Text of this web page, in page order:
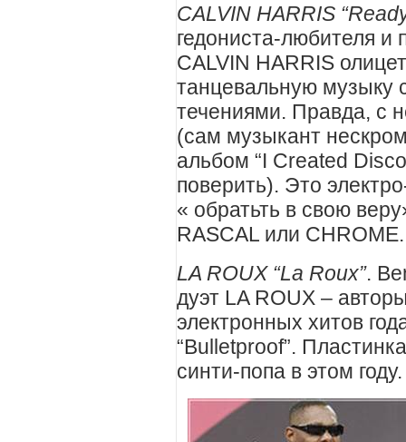
CALVIN HARRIS
гедониста-любителя
CALVIN HARRIS
танцевальную музыку
течениями. Правда, с
(сам музыкант
альбом “I Created
поверить). Это
« обратьть в свою
RASCAL или CHROME.
LA ROUX“La Roux”.
дуэт LA ROUX –
электронных хитов
“Bulletproof”.
синти-попа в этом году.